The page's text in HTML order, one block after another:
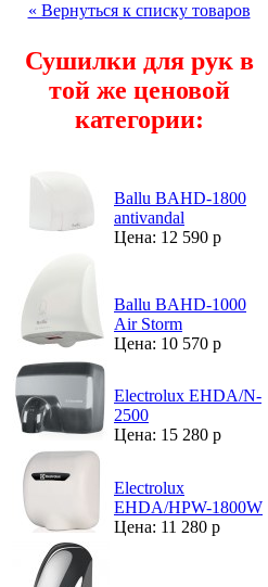
« Вернуться к списку товаров
Сушилки для рук в
той же ценовой
категории:
Ballu BAHD-1800
antivandal
Цена: 12 590 р
Ballu BAHD-1000
Air Storm
Цена: 10 570 р
Electrolux EHDA/N-
2500
Цена: 15 280 р
Electrolux
EHDA/HPW-1800W
Цена: 11 280 р